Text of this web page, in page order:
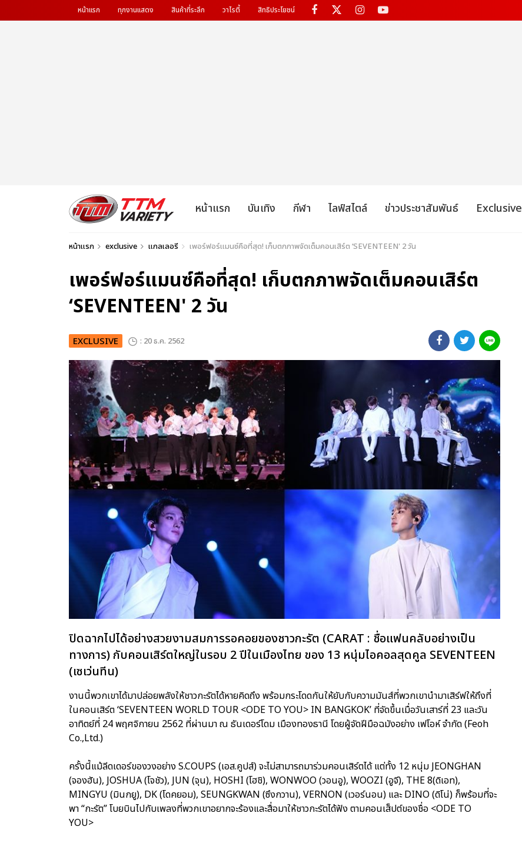
หน้าแรก ทุกงานแสดง สินค้าที่ระลึก วาไรตี้ สิทธิประโยชน์
หน้าแรก บันเทิง กีฬา ไลฟ์สไตล์ ข่าวประชาสัมพันธ์ Exclusive
หน้าแรก exclusive แกลเลอรี เพอร์ฟอร์แมนซ์คือที่สุด! เก็บตกภาพจัดเต็มคอนเสิร์ต ‘SEVENTEEN' 2 วัน
เพอร์ฟอร์แมนซ์คือที่สุด! เก็บตกภาพจัดเต็มคอนเสิร์ต
‘SEVENTEEN' 2 วัน
EXCLUSIVE : 20 ธ.ค. 2562
ปิดฉากไปได้อย่างสวยงามสมการรอคอยของชาวกะรัต (CARAT : ชื่อแฟนคลับอย่างเป็น
ทางการ) กับคอนเสิร์ตใหญ่ในรอบ 2 ปีในเมืองไทย ของ 13 หนุ่มไอคอลสุดคูล SEVENTEEN
(เซเว่นทีน)
งานนี้พวกเขาได้มาปล่อยพลังให้ชาวกะรัตได้หายคิดถึง พร้อมกระโดดกันให้ยับกับความมันส์ที่พวกเขานำมาเสิร์ฟให้ถึงที่
ในคอนเสิร์ต ‘SEVENTEEN WORLD TOUR <ODE TO YOU> IN BANGKOK’ ที่จัดขึ้นเมื่อวันเสาร์ที่ 23 และวัน
อาทิตย์ที่ 24 พฤศจิกายน 2562 ที่ผ่านมา ณ ธันเดอร์โดม เมืองทองธานี โดยผู้จัดฝีมือฉมังอย่าง เฟโอห์ จำกัด (Feoh
Co.,Ltd.)
ครั้งนี้แม้ลีดเดอร์ของวงอย่าง S.COUPS (เอส.คูปส์) จะไม่สามารถมาร่วมคอนเสิร์ตได้ แต่ทั้ง 12 หนุ่ม JEONGHAN
(จองฮัน), JOSHUA (โจชัว), JUN (จุน), HOSHI (โฮชิ), WONWOO (วอนอู), WOOZI (อูจี), THE 8(ดิเอท),
MINGYU (มินกยู), DK (โดคยอม), SEUNGKWAN (ซึงกวาน), VERNON (เวอร์นอน) และ DINO (ดิโน่) ก็พร้อมที่จะ
พา “กะรัต” โบยบินไปกับเพลงที่พวกเขาอยากจะร้องและสื่อมาให้ชาวกะรัตได้ฟัง ตามคอนเส็ปต์ของชื่อ <ODE TO
YOU>